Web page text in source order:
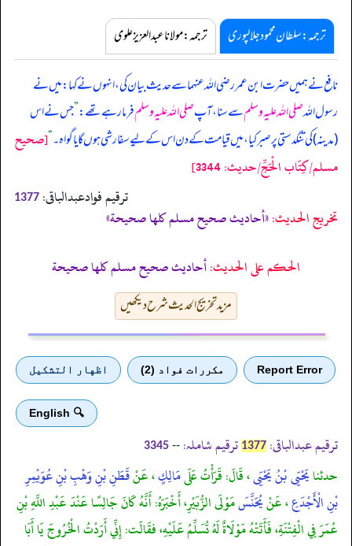
ترجمہ:سلطان محمود جلالپوری ترجمہ:مولانا عبدالعزیز علوی
نافع نے ہمیں حضرت ابن عمر رضی اللہ عنہما سے حدیث بیان کی، انہوں نے کہا: میں نے
رسول اللہصلی اللہ علیہ وسلمسے سنا، آپصلی اللہ علیہ وسلمفرما رہے تھے:”جس نے اس
(مدینہ) کی تنگدستی پر صبر کیا، میں قیامت کے دن اس کے لیے سفارشی ہوں گا یا گواہ۔“[صحيح
مسلم/كِتَاب الْحَجِّ/حدیث: 3344]
ترقیم فوادعبدالباقی: 1377
تخریج الحدیث:«أحاديث صحيح مسلم كلها صحيحة»
الحكم على الحديث:أحاديث صحيح مسلم كلها صحيحة
مزید تخریج الحدیث شرح دیکھیں
Report Error مكررات فواد (2) اظهار التشكيل
🔍 English
ترقیم عبدالباقی: 1377 ترقیم شاملہ: --
3345
حدثنايَحْيَى بْنُ يَحْيَى، قَالَ: قَرَأْتُ عَلَىمَالِكٍ، عَنْقَطَنِ بْنِ وَهْبِ بْنِ عُوَيْمِرِ
بْنِ الْأَجْدَعِ، عَنْيُحَنَّسَمَوْلَى الزُّبَيْرِ، أَخْبَرَهُ: أَنَّهُ كَانَ جَالِسًا عَنْدَ عَبْدِ اللَّهِ بْنِ
عُمَرَ فِي الْفِتْنَةِ، فَأَتَتْهُ مَوْلَاةٌ لَهُ تُسَلِّمُ عَلَيْهِ، فقَالَت: إِنِّي أَرَدْتُ الْخُرُوجَ يَا أَبَا